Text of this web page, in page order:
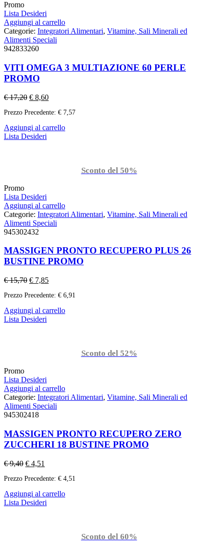
Promo
Lista Desideri
Aggiungi al carrello
Categorie: Integratori Alimentari, Vitamine, Sali Minerali ed
Alimenti Speciali
942833260
VITI OMEGA 3 MULTIAZIONE 60 PERLE
PROMO
€17,20 € 8,60
Prezzo Precedente: € 7,57
Aggiungi al carrello
Lista Desideri
Sconto del 50%
Promo
Lista Desideri
Aggiungi al carrello
Categorie: Integratori Alimentari, Vitamine, Sali Minerali ed
Alimenti Speciali
945302432
MASSIGEN PRONTO RECUPERO PLUS 26
BUSTINE PROMO
€15,70 € 7,85
Prezzo Precedente: € 6,91
Aggiungi al carrello
Lista Desideri
Sconto del 52%
Promo
Lista Desideri
Aggiungi al carrello
Categorie: Integratori Alimentari, Vitamine, Sali Minerali ed
Alimenti Speciali
945302418
MASSIGEN PRONTO RECUPERO ZERO
ZUCCHERI 18 BUSTINE PROMO
€9,40 € 4,51
Prezzo Precedente: € 4,51
Aggiungi al carrello
Lista Desideri
Sconto del 60%